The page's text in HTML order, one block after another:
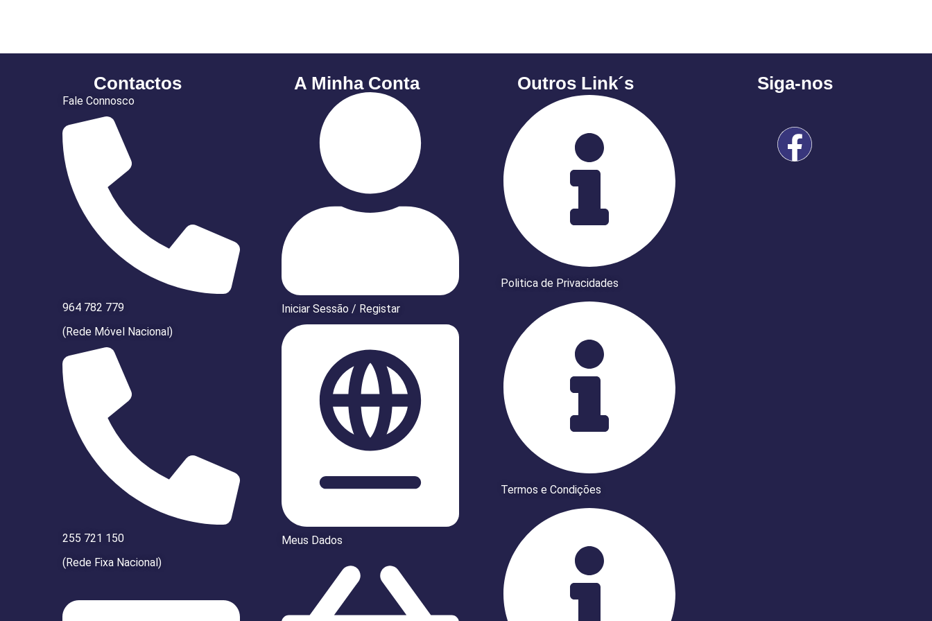
Contactos
Fale Connosco
964 782 779
(Rede Móvel Nacional)
255 721 150
(Rede Fixa Nacional)
A Minha Conta
Iniciar Sessão / Registar
Meus Dados
Outros Link´s
Politica de Privacidades
Termos e Condições
Siga-nos